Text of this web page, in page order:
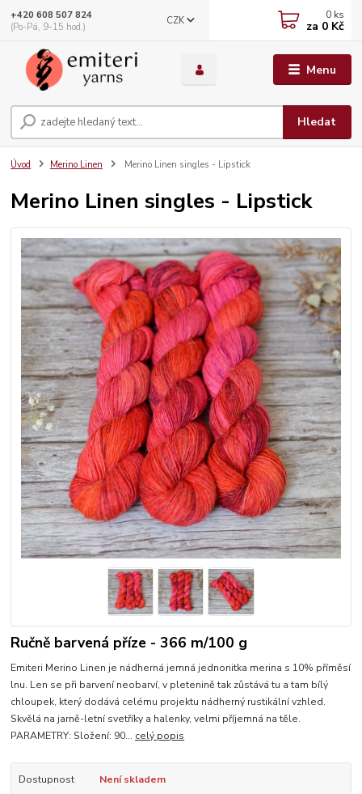
Menu
CZK
Hledat
+420 608 507 824
(Po-Pá, 9-15 hod.)
0 ks
za 0 Kč
Úvod Merino Linen Merino Linen singles - Lipstick
Merino Linen singles - Lipstick
Ručně barvená příze - 366 m/100 g
Emiteri Merino Linen je nádherná jemná jednonitka merina s 10% příměsí
lnu. Len se při barvení neobarví, v pletenině tak zůstává tu a tam bílý
chloupek, který dodává celému projektu nádherný rustikální vzhled.
Skvělá na jarně-letní svetříky a halenky, velmi příjemná na těle.
PARAMETRY: Složení: 90... celý popis
Dostupnost
Není skladem